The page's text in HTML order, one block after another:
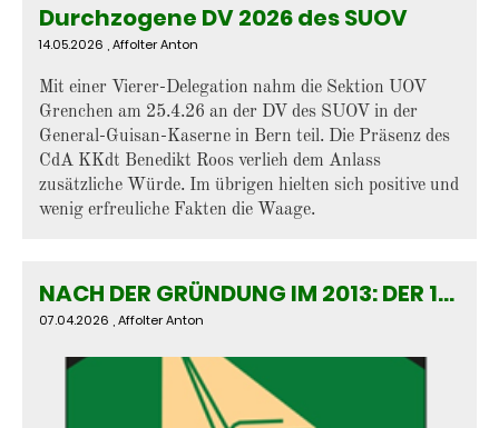
Durchzogene DV 2026 des SUOV
14.05.2026 , Affolter Anton
Mit einer Vierer-Delegation nahm die Sektion UOV
Grenchen am 25.4.26 an der DV des SUOV in der
General-Guisan-Kaserne in Bern teil. Die Präsenz des
CdA KKdt Benedikt Roos verlieh dem Anlass
zusätzliche Würde. Im übrigen hielten sich positive und
wenig erfreuliche Fakten die Waage.
NACH DER GRÜNDUNG IM 2013: DER 13. GEBURTSTAG AN DER 13. GV AM 13. MÄRZ
07.04.2026 , Affolter Anton